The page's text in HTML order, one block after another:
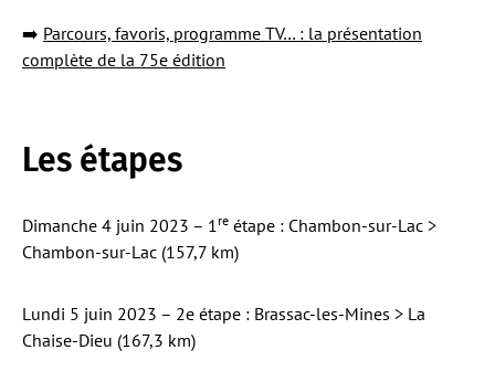
➡️ Parcours, favoris, programme TV… : la présentation
complète de la 75e édition
Les étapes
Dimanche 4 juin 2023 – 1re étape : Chambon-sur-Lac >
Chambon-sur-Lac (157,7 km)
Lundi 5 juin 2023 – 2e étape : Brassac-les-Mines > La
Chaise-Dieu (167,3 km)